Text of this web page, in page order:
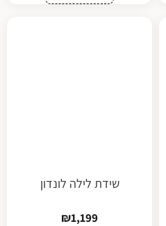
שידת לילה לונדון
₪1,199